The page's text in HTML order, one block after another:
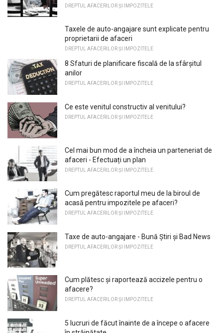
DREPTUL AFACERILOR ȘI IMPOZITELE
Taxele de auto-angajare sunt explicate pentru
proprietarii de afaceri
DREPTUL AFACERILOR ȘI IMPOZITELE
8 Sfaturi de planificare fiscală de la sfârșitul
anilor
DREPTUL AFACERILOR ȘI IMPOZITELE
Ce este venitul constructiv al venitului?
DREPTUL AFACERILOR ȘI IMPOZITELE
Cel mai bun mod de a încheia un parteneriat de
afaceri - Efectuați un plan
DREPTUL AFACERILOR ȘI IMPOZITELE
Cum pregătesc raportul meu de la biroul de
acasă pentru impozitele pe afaceri?
DREPTUL AFACERILOR ȘI IMPOZITELE
Taxe de auto-angajare - Bună Știri și Bad News
DREPTUL AFACERILOR ȘI IMPOZITELE
Cum plătesc și raportează accizele pentru o
afacere?
DREPTUL AFACERILOR ȘI IMPOZITELE
5 lucruri de făcut înainte de a începe o afacere